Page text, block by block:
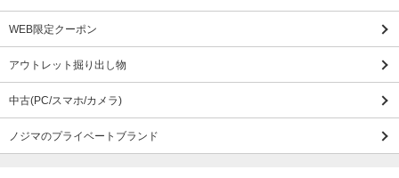
WEB限定クーポン
アウトレット掘り出し物
中古(PC/スマホ/カメラ)
ノジマのプライベートブランド